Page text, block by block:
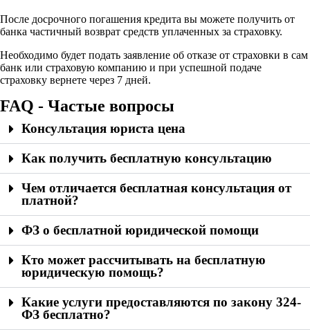
После досрочного погашения кредита вы можете получить от
банка частичный возврат средств уплаченных за страховку.
Необходимо будет подать заявление об отказе от страховки в сам
банк или страховую компанию и при успешной подаче
страховку вернете через 7 дней.
FAQ - Частые вопросы
Консультация юриста цена
Как получить бесплатную консультацию
Чем отличается бесплатная консультация от
платной?
ФЗ о бесплатной юридической помощи
Кто может рассчитывать на бесплатную
юридическую помощь?
Какие услуги предоставляются по закону 324-
ФЗ бесплатно?